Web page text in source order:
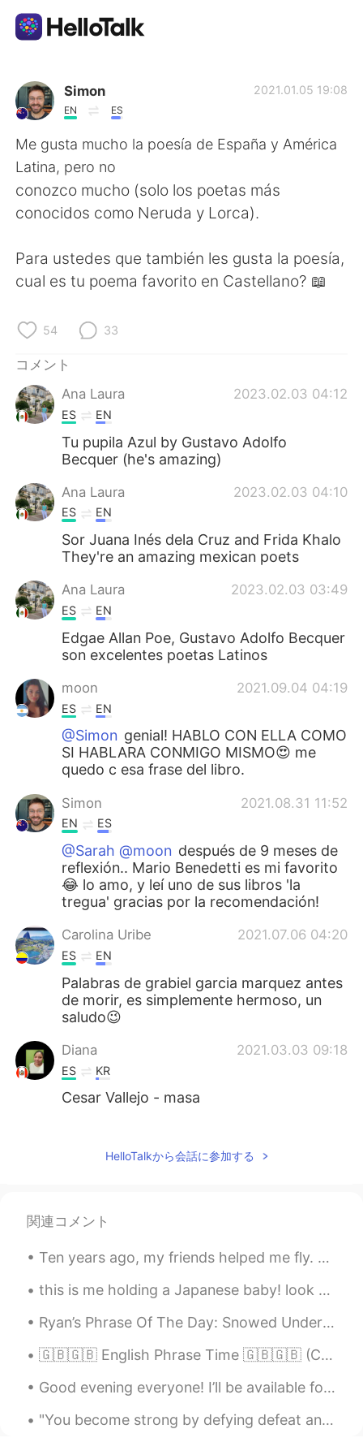
語学交換アプリ
AI Grammar Checker
日本語
繁體中文 Español
العربية
Deutsch
Русский
Indonesia Italiano
Türkçe
Português
Simon
EN ES
2021.01.05 19:08
Me gusta mucho la poesía de España y América
Latina, pero no
conozco mucho (solo los poetas más
conocidos como Neruda y Lorca).
Para ustedes que también les gusta la poesía,
cual es tu poema favorito en Castellano? 📖
54 33
コメント
Ana Laura
2023.02.03 04:12
ES EN
Tu pupila Azul by Gustavo Adolfo
Becquer (he's amazing)
Ana Laura 2023.02.03 04:10
ES EN
Sor Juana Inés dela Cruz and Frida Khalo
They're an amazing mexican poets
Ana Laura 2023.02.03 03:49
ES EN
Edgae Allan Poe, Gustavo Adolfo Becquer
son excelentes poetas Latinos
moon 2021.09.04 04:19
ES EN
@Simon genial! HABLO CON ELLA COMO
SI HABLARA CONMIGO MISMO😍 me
quedo c esa frase del libro.
Simon 2021.08.31 11:52
EN ES
@Sarah @moon después de 9 meses de
reflexión.. Mario Benedetti es mi favorito
😂 lo amo, y leí uno de sus libros 'la
tregua' gracias por la recomendación!
Carolina Uribe 2021.07.06 04:20
ES EN
Palabras de grabiel garcia marquez antes
de morir, es simplemente hermoso, un
saludo😉
Diana 2021.03.03 09:18
ES KR
Cesar Vallejo - masa
KR
FR
Yo escribo poesía ♡
Alexander 2021.01.06 22:16
"Poema 20" de Pablo Neruda
Liz Duran 2021.01.06 15:31
HelloTalkから会話に参加する
関連コメント
Ten years ago, my friends helped me fly. 🕊 10 년 전, 친구들이 제가 날 수 있도록 도와주었습니다. Hace diez años, mis...
this is me holding a Japanese baby! look at that hair🥺❤️😭 so cute 😭😭 why do some Japanese babies ...
Ryan’s Phrase Of The Day: Snowed Under (by/with) Meaning: Busy, lots to do. Example (1): “For t...
🇬🇧🇬🇧 English Phrase Time 🇬🇧🇬🇧 (C1+ difficulty) take to "something" with a pinch of salt "if I w...
Good evening everyone! I’ll be available for the next 3 hours to help with your English! Even if ...
"You become strong by defying defeat and by turning loss and failure into success." - Napolean Bo...